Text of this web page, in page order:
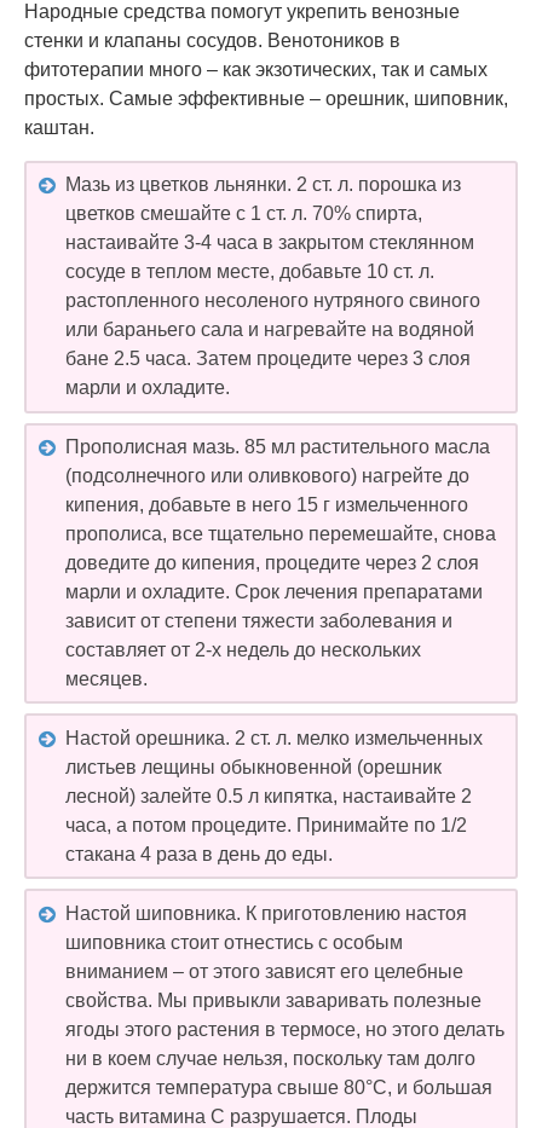
Народные средства помогут укрепить венозные
стенки и клапаны сосудов. Венотоников в
фитотерапии много – как экзотических, так и самых
простых. Самые эффективные – орешник, шиповник,
каштан.
Мазь из цветков льнянки. 2 ст. л. порошка из
цветков смешайте с 1 ст. л. 70% спирта,
настаивайте 3-4 часа в закрытом стеклянном
сосуде в теплом месте, добавьте 10 ст. л.
растопленного несоленого нутряного свиного
или бараньего сала и нагревайте на водяной
бане 2.5 часа. Затем процедите через 3 слоя
марли и охладите.
Прополисная мазь. 85 мл растительного масла
(подсолнечного или оливкового) нагрейте до
кипения, добавьте в него 15 г измельченного
прополиса, все тщательно перемешайте, снова
доведите до кипения, процедите через 2 слоя
марли и охладите. Срок лечения препаратами
зависит от степени тяжести заболевания и
составляет от 2-х недель до нескольких
месяцев.
Настой орешника. 2 ст. л. мелко измельченных
листьев лещины обыкновенной (орешник
лесной) залейте 0.5 л кипятка, настаивайте 2
часа, а потом процедите. Принимайте по 1/2
стакана 4 раза в день до еды.
Настой шиповника. К приготовлению настоя
шиповника стоит отнестись с особым
вниманием – от этого зависят его целебные
свойства. Мы привыкли заваривать полезные
ягоды этого растения в термосе, но этого делать
ни в коем случае нельзя, поскольку там долго
держится температура свыше 80°С, и большая
часть витамина С разрушается. Плоды